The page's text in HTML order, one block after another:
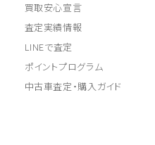
買取安心宣言
査定実績情報
LINEで査定
ポイントプログラム
中古車査定・購入ガイド